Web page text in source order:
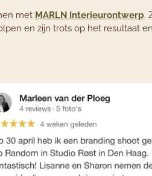
met MARLN Interieurontwerp.
en zijn trots op het resultaat